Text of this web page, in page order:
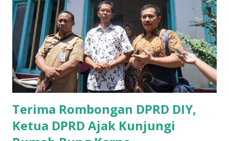
dana pinjaman lunak di Bank UMKM untuk para pelaku
UMKM, karena sebenarnya jika Pemprov serius
memberikan sosialisasi sampai ke tingkat desa,maka saya
yakin masyarakat sangat senang sekali," ucap pria yang
akrab dipanggil Gus Udin tersebut. Apalagi menyambut
MEA, seharusnya pelaku UMKM sudah mengerti kalau ada
dana pinjaman unt...
Terima Rombongan DPRD DIY,
Ketua DPRD Ajak Kunjungi